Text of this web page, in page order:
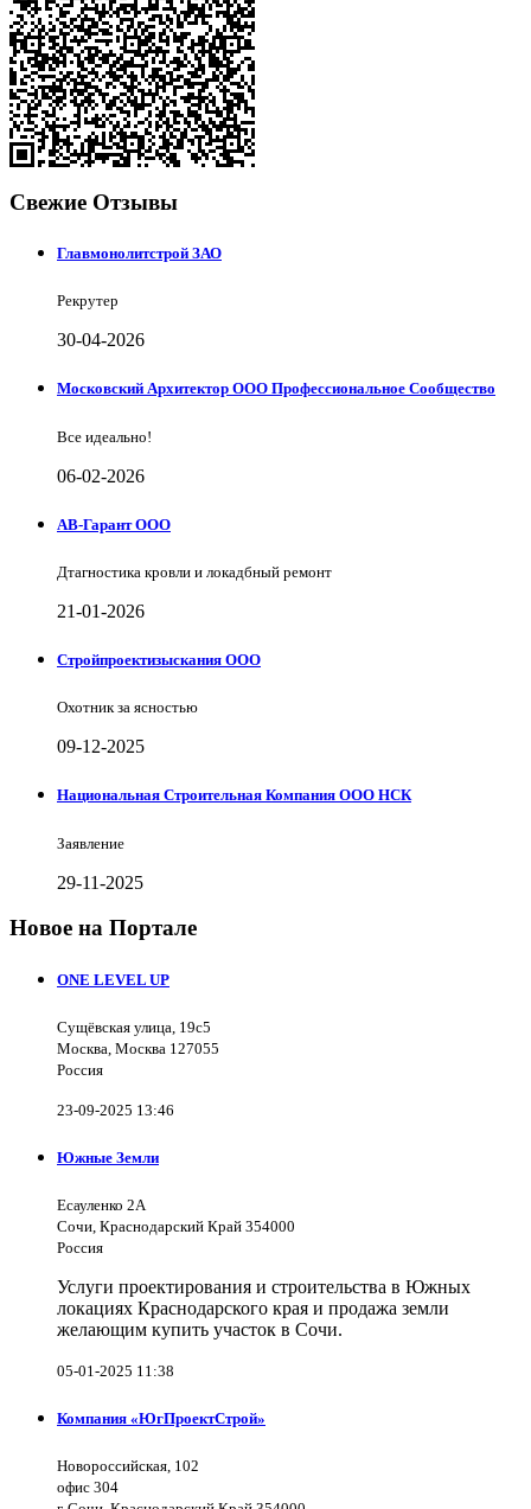
Свежие Отзывы
Главмонолитстрой ЗАО
Рекрутер
30-04-2026
Московский Архитектор ООО Профессиональное Сообщество
Все идеально!
06-02-2026
АВ-Гарант ООО
Дтагностика кровли и локадбный ремонт
21-01-2026
Стройпроектизыскания ООО
Охотник за ясностью
09-12-2025
Национальная Строительная Компания ООО НСК
Заявление
29-11-2025
Новое на Портале
ONE LEVEL UP
Сущёвская улица, 19с5
Москва, Москва 127055
Россия
23-09-2025 13:46
Южные Земли
Есауленко 2А
Сочи, Краснодарский Край 354000
Россия
Услуги проектирования и строительства в Южных
локациях Краснодарского края и продажа земли
желающим купить участок в Сочи.
05-01-2025 11:38
Компания «ЮгПроектСтрой»
Новороссийская, 102
офис 304